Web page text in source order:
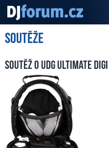
Server o DJ technice a DJingu
Soutěže
Soutěž o UDG Ultimate